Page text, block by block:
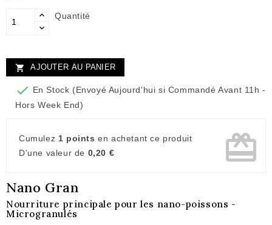
Quantité
 AJOUTER AU PANIER
 En Stock (Envoyé Aujourd'hui si Commandé Avant 11h -
Hors Week End)
Cumulez 1 points en achetant ce produit
D'une valeur de 0,20 € card_giftcard
Nano Gran
Nourriture principale pour les nano-poissons -
Microgranulés